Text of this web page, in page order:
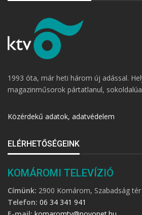
1993 óta, már heti három új adással.
magazinműsorok pártatlanul,
Közérdekű adatok, adatvédelem
ELÉRHETŐSÉGEINK
KOMÁROMI TELEVÍZIÓ
Címünk: 2900 Komárom, Szabadság tér
Telefon: 06 34 341 941